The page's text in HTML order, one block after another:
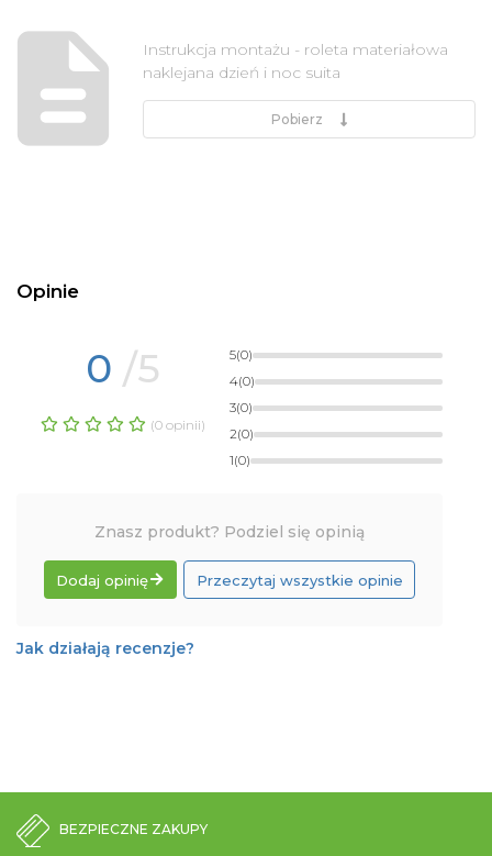
Instrukcja montażu - roleta materiałowa
naklejana dzień i noc suita
Pobierz
Opinie
0 /5
(0 opinii)
5(0)
4(0)
3(0)
2(0)
1(0)
Znasz produkt? Podziel się opinią
Dodaj opinię Przeczytaj wszystkie opinie
Jak działają recenzje?
BEZPIECZNE ZAKUPY